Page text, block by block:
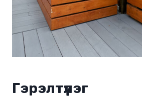
Гэрэлтүүлэг